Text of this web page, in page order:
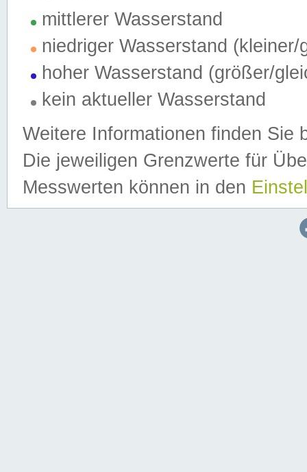
mittlerer Wasserstand
niedriger Wasserstand (kleiner/
hoher Wasserstand (größer/
kein aktueller Wasserstand
Weitere Informationen finden Sie
Die jeweiligen Grenzwerte für
Messwerten können in den